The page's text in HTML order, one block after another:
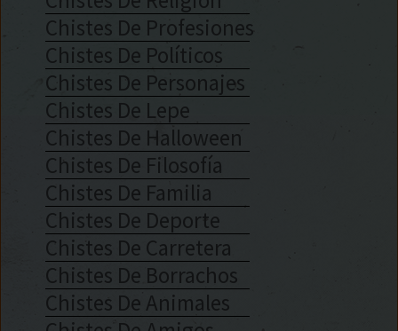
Chistes De Profesiones
Chistes De Políticos
Chistes De Personajes
Chistes De Lepe
Chistes De Halloween
Chistes De Filosofía
Chistes De Familia
Chistes De Deporte
Chistes De Carretera
Chistes De Borrachos
Chistes De Animales